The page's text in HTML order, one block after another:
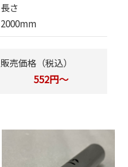
長さ
2000mm
販売価格（税込）
552円～